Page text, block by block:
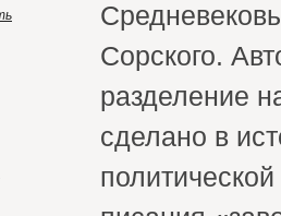
Сорского.
разделение
сделано в